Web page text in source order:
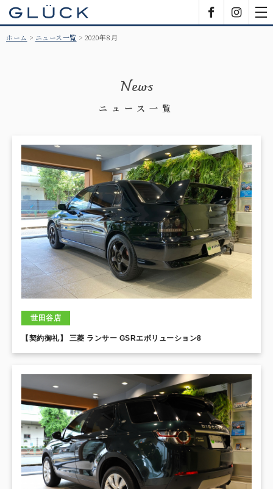
ホーム ニュース一覧 2020年8月
News
ニュース一覧
世田谷店
【契約御礼】 三菱 ランサー GSRエボリューション8